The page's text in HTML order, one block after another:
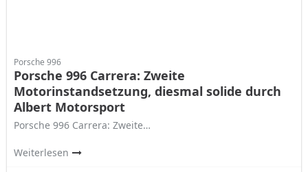
Porsche 996
Porsche 996 Carrera: Zweite
Motorinstandsetzung, diesmal solide durch
Albert Motorsport
Porsche 996 Carrera: Zweite…
Weiterlesen